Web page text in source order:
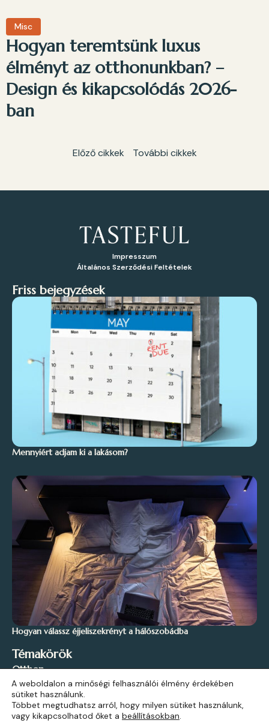
Misc
Hogyan teremtsünk luxus
élményt az otthonunkban? –
Design és kikapcsolódás 2026-
ban
Előző cikkek További cikkek
Impresszum
Általános Szerződési Feltételek
Friss bejegyzések
Mennyiért adjam ki a lakásom?
Hogyan válassz éjjeliszekrényt a hálószobádba
Témakörök
Otthon
Stílus és Inspiráció
Kert és Szabadidő
Építkezés
A weboldalon a minőségi felhasználói élmény érdekében
sütiket használunk.
Többet megtudhatsz arról, hogy milyen sütiket használunk,
vagy kikapcsolhatod őket a beállításokban.